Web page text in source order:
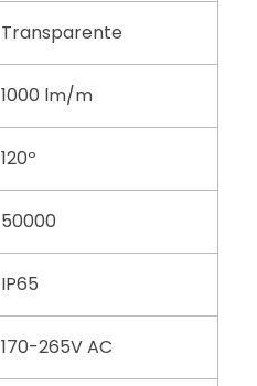
Transparente
1000 lm/m
120º
50000
IP65
170-265V AC